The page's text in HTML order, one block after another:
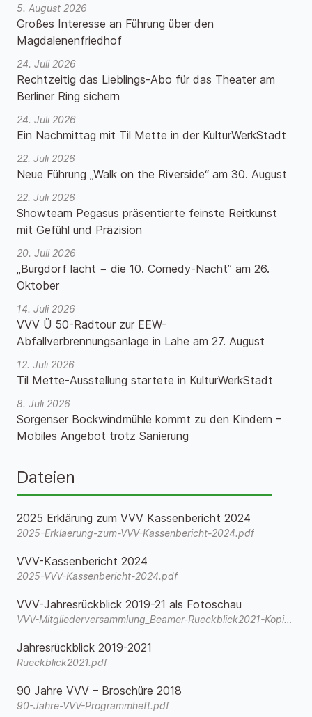
5. August 2026
Großes Interesse an Führung über den
Magdalenenfriedhof
24. Juli 2026
Rechtzeitig das Lieblings-Abo für das Theater am
Berliner Ring sichern
24. Juli 2026
Ein Nachmittag mit Til Mette in der KulturWerkStadt
22. Juli 2026
Neue Führung „Walk on the Riverside“ am 30. August
22. Juli 2026
Showteam Pegasus präsentierte feinste Reitkunst
mit Gefühl und Präzision
20. Juli 2026
„Burgdorf lacht − die 10. Comedy-Nacht” am 26.
Oktober
14. Juli 2026
VVV Ü 50-Radtour zur EEW-
Abfallverbrennungsanlage in Lahe am 27. August
12. Juli 2026
Til Mette-Ausstellung startete in KulturWerkStadt
8. Juli 2026
Sorgenser Bockwindmühle kommt zu den Kindern –
Mobiles Angebot trotz Sanierung
Dateien
2025 Erklärung zum VVV Kassenbericht 2024
2025-Erklaerung-zum-VVV-Kassenbericht-2024.pdf
VVV-Kassenbericht 2024
2025-VVV-Kassenbericht-2024.pdf
VVV-Jahresrückblick 2019-21 als Fotoschau
VVV-Mitgliederversammlung_Beamer-Rueckblick2021-Kopie.wmv
Jahresrückblick 2019-2021
Rueckblick2021.pdf
90 Jahre VVV – Broschüre 2018
90-Jahre-VVV-Programmheft.pdf